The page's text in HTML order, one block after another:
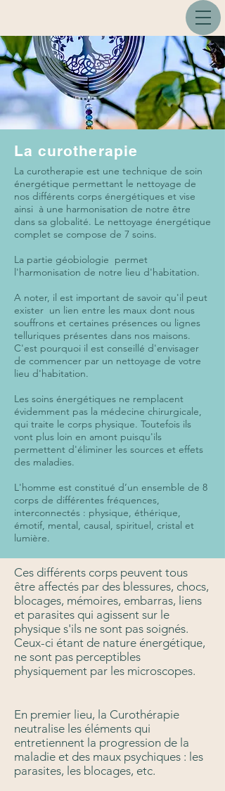
La curotherapie
La curotherapie est une technique de soin
énergétique permettant le nettoyage de
nos différents corps énergétiques et vise
ainsi à une harmonisation de notre être
dans sa globalité. Le nettoyage énergétique
complet se compose de 7 soins.
La partie géobiologie permet
l'harmonisation de notre lieu d'habitation.
A noter, il est important de savoir qu'il peut
exister un lien entre les maux dont nous
souffrons et certaines présences ou lignes
telluriques présentes dans nos maisons.
C'est pourquoi il est conseillé d'envisager
de commencer par un nettoyage de votre
lieu d'habitation.
Les soins énergétiques ne remplacent
évidemment pas la médecine chirurgicale,
qui traite le corps physique. Toutefois ils
vont plus loin en amont puisqu'ils
permettent d'éliminer les sources et effets
des maladies.
L'homme est constitué d’un ensemble de 8
corps de différentes fréquences,
interconnectés : physique, éthérique,
émotif, mental, causal, spirituel, cristal et
lumière.​
Ces différents corps peuvent tous
être affectés par des blessures, chocs,
blocages, mémoires, embarras, liens
et parasites qui agissent sur le
physique s'ils ne sont pas soignés.
Ceux-ci étant de nature énergétique,
ne sont pas perceptibles
physiquement par les microscopes.
En premier lieu, la Curothérapie
neutralise les éléments qui
entretiennent la progression de la
maladie et des maux psychiques : les
parasites, les blocages, etc.